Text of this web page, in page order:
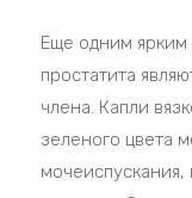
Еще одним
простатита
члена. Капли
зеленого цвета
мочеиспускания,